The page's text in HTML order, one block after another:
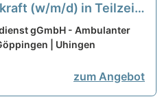
(w/m/d) in Teilzeit
Du hin! neu
gGmbH - Ambulanter
| Uhingen
zum Angebot